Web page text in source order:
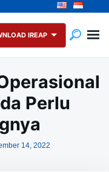
IREAP
Perlu
14, 2022